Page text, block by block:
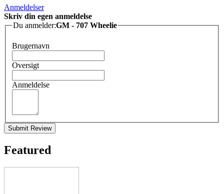
Anmeldelser
Skriv din egen anmeldelse
Du anmelder:
GM - 707 Wheelie
Brugernavn
Oversigt
Anmeldelse
Submit Review
Featured